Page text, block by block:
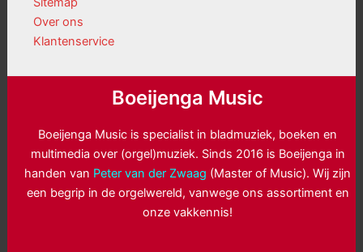
Over ons
Klantenservice
Boeijenga Music
Boeijenga Music is specialist in bladmuziek, boeken en
multimedia over (orgel)muziek. Sinds 2016 is Boeijenga in
handen van Peter van der Zwaag (Master of Music). Wij zijn
een begrip in de orgelwereld, vanwege ons assortiment en
onze vakkennis!